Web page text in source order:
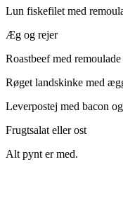
Lun fiskefilet med
Æg og rejer
Roastbeef med
Røget landskinke med
Leverpostej med bacon
Frugtsalat eller ost
Alt pynt er med.